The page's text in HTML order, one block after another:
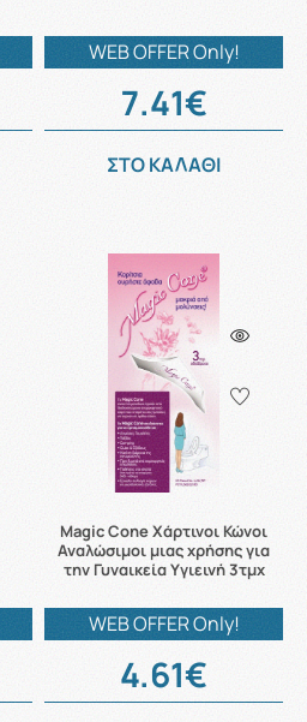
WEB OFFER Only!
7.41€
ΣΤΟ ΚΑΛΑΘΙ
Magic Cone Χάρτινοι Κώνοι
Αναλώσιμοι μιας χρήσης για
την Γυναικεία Υγιεινή 3τμχ
WEB OFFER Only!
4.61€